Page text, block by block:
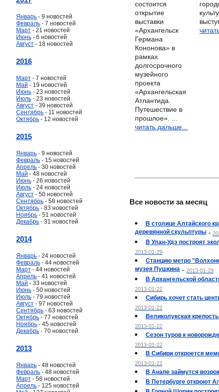
Январь - 9 новостей
Февраль - 7 новостей
Март - 21 новостей
Июнь - 6 новостей
Август - 18 новостей
2016
Март - 7 новостей
Май - 19 новостей
Июнь - 23 новостей
Июль - 23 новостей
Август - 39 новостей
Сентябрь - 11 новостей
Октябрь - 12 новостей
2015
Январь - 9 новостей
Февраль - 15 новостей
Апрель - 30 новостей
Май - 48 новостей
Июнь - 26 новостей
Июль - 24 новостей
Август - 50 новостей
Сентябрь - 58 новостей
Октябрь - 83 новостей
Ноябрь - 51 новостей
Декабрь - 31 новостей
2014
Январь - 24 новостей
Февраль - 44 новостей
Март - 44 новостей
Апрель - 41 новостей
Май - 33 новостей
Июнь - 50 новостей
Июль - 79 новостей
Август - 97 новостей
Сентябрь - 63 новостей
Октябрь - 77 новостей
Ноябрь - 45 новостей
Декабрь - 70 новостей
2013
Январь - 48 новостей
Февраль - 48 новостей
Март - 58 новостей
Апрель - 125 новостей
состоится
открытие
выставки
«Архангельск
Германа
Кононова» в
рамках
долгосрочного
музейного
проекта
«Архангельская
Атлантида.
Путешествие в
прошлое». ...
читать дальше...
Все новости за месяц
В столице Алтайского
деревянной скульптуры -
В Улан-Удэ построят
2013-01-29
Станцию метро
музея Пушкина - 2013-01-29
В Архангельской
2013-01-22
Сибирь хочет стать
2013-01-22
Великолукская
2013-01-22
Сезон туров к
2013-01-22
В Сибири откроется
2013-01-22
В Анапе займутся
В Петербурге откроют